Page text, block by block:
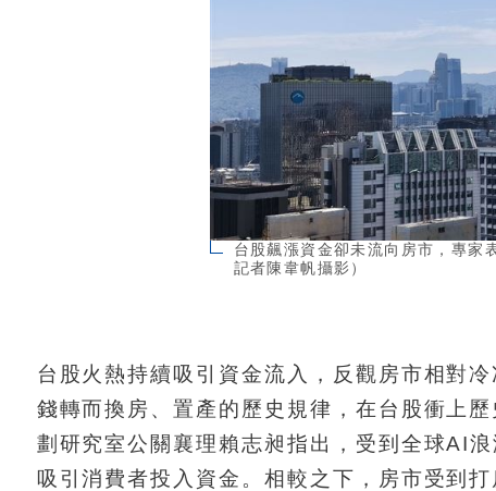
台股飆漲資金卻未流向房市，專家
記者陳韋帆攝影）
台股火熱持續吸引資金流入，反觀房市相對
錢轉而換房、置產的歷史規律，在台股衝上
劃研究室公關襄理賴志昶指出，受到全球AI
吸引消費者投入資金。相較之下，房市受到